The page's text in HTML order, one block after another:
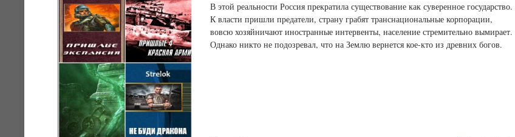
В этой реальности Россия прекратила существование как суверенное государство.
К власти пришли предатели, страну грабят транснациональные корпорации,
вовсю хозяйничают иностранные интервенты, население стремительно вымирает.
Однако никто не подозревал, что на Землю вернется кое-кто из древних богов.